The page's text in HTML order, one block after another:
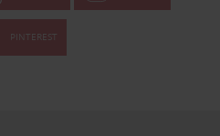
PINTEREST